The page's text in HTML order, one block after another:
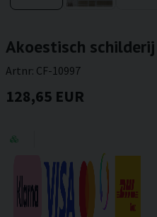
Akoestisch
Artnr: CF-10997
128,65 EUR